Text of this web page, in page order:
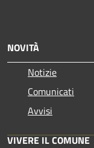
NOVITÀ
Notizie
Comunicati
Avvisi
VIVERE IL COMUNE